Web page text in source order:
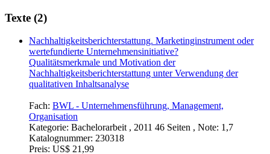
Texte (2)
Nachhaltigkeitsberichterstattung. Marketinginstrument oder
wertefundierte Unternehmensinitiative?
Qualitätsmerkmale und Motivation der
Nachhaltigkeitsberichterstattung unter Verwendung der
qualitativen Inhaltsanalyse
Fach: BWL - Unternehmensführung, Management,
Organisation
Kategorie: Bachelorarbeit , 2011 46 Seiten , Note: 1,7
Katalognummer: 230318
Preis: US$ 21,99